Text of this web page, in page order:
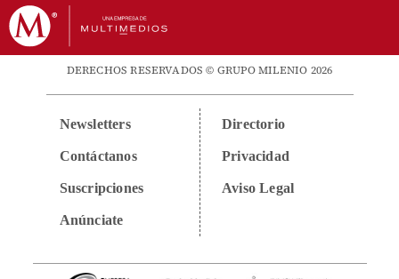
DERECHOS RESERVADOS © GRUPO MILENIO 2026
Newsletters
Contáctanos
Suscripciones
Anúnciate
Directorio
Privacidad
Aviso Legal